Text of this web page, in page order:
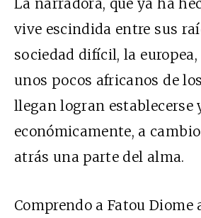
La narradora, que ya ha
vive escindida entre sus
sociedad difícil, la
unos pocos africanos de
llegan logran establecerse
económicamente, a
atrás una parte del alma.
Comprendo a Fatou Diome